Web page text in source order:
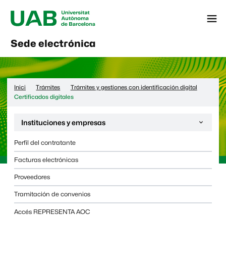
Sede electrónica
Menú
Inici Trámites
Trámites y gestiones con identificación digital
Certificados digitales
Desplega la navegación de la página:
Instituciones y empresas
Perfil del contratante
Facturas electrónicas
Proveedores
Tramitación de convenios
Accés REPRESENTA AOC